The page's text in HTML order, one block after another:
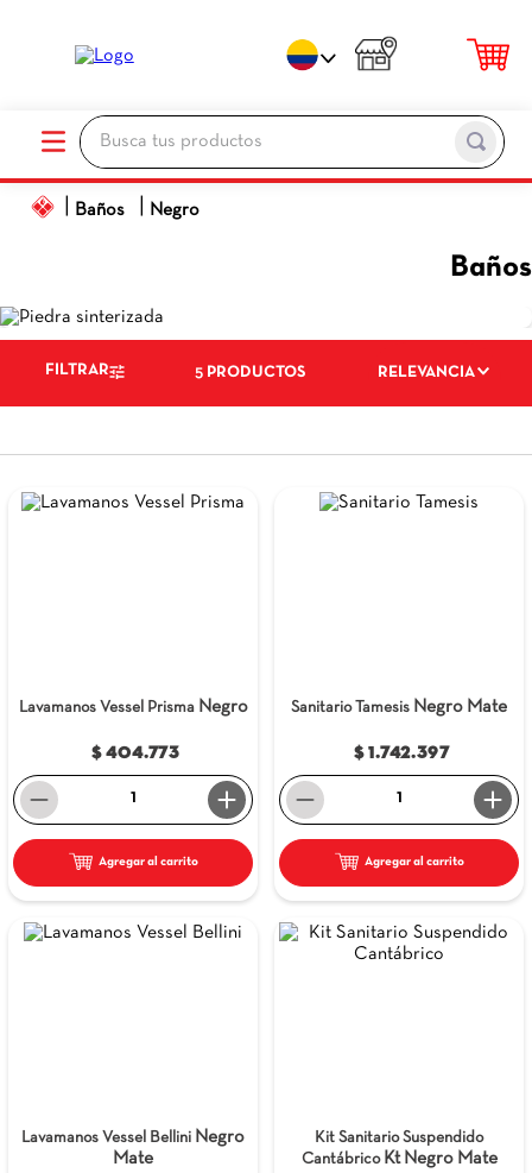
Busca tus productos
Baños Negro
Baños
FILTRAR 5 PRODUCTOS RELEVANCIA
Lavamanos Vessel Prisma Negro
$ 404.773
＋
－
Agregar al carrito
Sanitario Tamesis Negro Mate
$ 1.742.397
＋
－
Agregar al carrito
Lavamanos Vessel Bellini Negro
Mate
Kit Sanitario Suspendido
Cantábrico Kt Negro Mate
TÉRMINOS MÁS BUSCADOS
3.
baños
4 .
5.
piso